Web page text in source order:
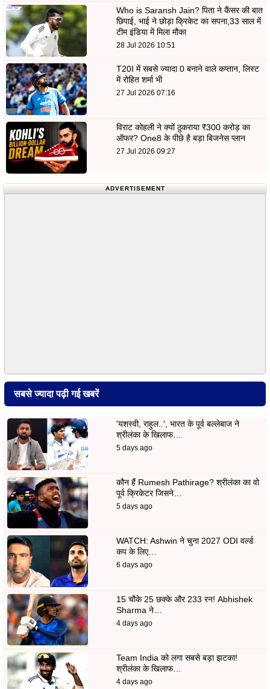
Who is Saransh Jain? पिता ने कैंसर की बात
छिपाई, भाई ने छोड़ा क्रिकेट का सपना,33 साल में
टीम इंडिया में मिला मौका
28 Jul 2026 10:51
T20I में सबसे ज्यादा 0 बनाने वाले कप्तान, लिस्ट
में रोहित शर्मा भी
27 Jul 2026 07:16
विराट कोहली ने क्यों ठुकराया ₹300 करोड़ का
ऑफर? One8 के पीछे है बड़ा बिजनेस प्लान
27 Jul 2026 09:27
ADVERTISEMENT
सबसे ज्यादा पढ़ी गई खबरें
'यशस्वी, राहुल..', भारत के पूर्व बल्लेबाज ने
श्रीलंका के खिलाफ…
5 days ago
कौन हैं Rumesh Pathirage? श्रीलंका का वो
पूर्व क्रिकेटर जिसने…
5 days ago
WATCH: Ashwin ने चुना 2027 ODI वर्ल्ड
कप के लिए…
6 days ago
15 चौके 25 छक्के और 233 रन! Abhishek
Sharma ने…
4 days ago
Team India को लगा सबसे बड़ा झटका!
श्रीलंका के खिलाफ…
4 days ago